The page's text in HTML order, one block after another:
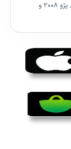
فروش اقساطی پژو ۲۰۰۸ و